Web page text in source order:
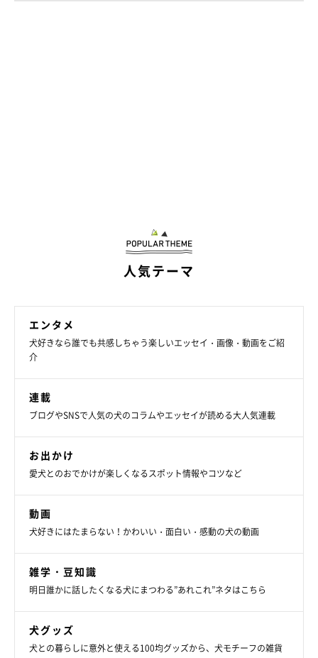
人気テーマ
エンタメ
犬好きなら誰でも共感しちゃう楽しいエッセイ・画像・動画をご紹
介
連載
ブログやSNSで人気の犬のコラムやエッセイが読める大人気連載
お出かけ
愛犬とのおでかけが楽しくなるスポット情報やコツなど
動画
犬好きにはたまらない！かわいい・面白い・感動の犬の動画
雑学・豆知識
明日誰かに話したくなる犬にまつわる”あれこれ”ネタはこちら
犬グッズ
犬との暮らしに意外と使える100均グッズから、犬モチーフの雑貨